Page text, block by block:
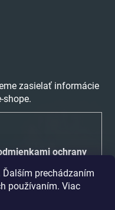
prechádzaním
používaním. Viac
zasielať informácie
shope.
ochrany